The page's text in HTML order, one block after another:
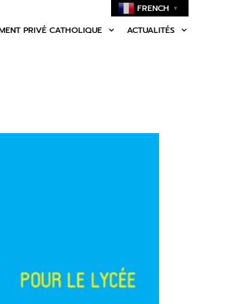
FRENCH ▼
PRIVÉ CATHOLIQUE ACTUALITÉS